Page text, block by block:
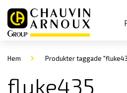
Hem Produkter taggade
fluke435